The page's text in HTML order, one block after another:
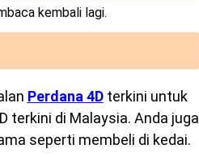
kembali lagi.
Perdana 4Dterkini untuk
terkini di Malaysia. Anda juga
seperti membeli di kedai.